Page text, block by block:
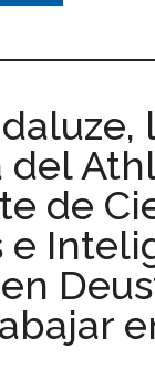
del
de
e